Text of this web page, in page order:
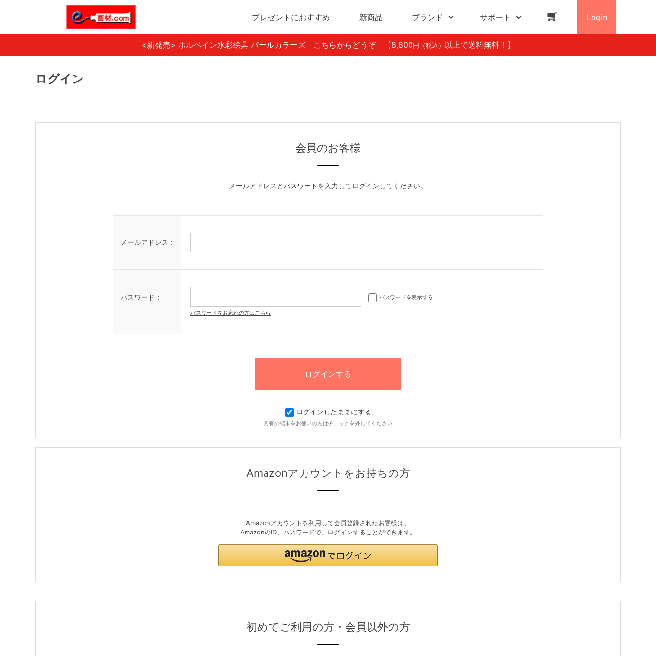
プレゼントにおすすめ 新商品 ブランド サポート Login
<新発売> ホルベイン水彩絵具 パールカラーズ こちらからどうぞ 【8,800 円（税込） 以上で送料無料！】
ログイン
会員のお客様
メールアドレスとパスワードを入力してログインしてください。
メールアドレス：
パスワード： パスワードを表示する
パスワードをお忘れの方はこちら
ログインしたままにする
共有の端末をお使いの方はチェックを外してください
Amazonアカウントをお持ちの方
Amazonアカウントを利用して会員登録されたお客様は、
AmazonのID、パスワードで、ログインすることができます。
初めてご利用の方・会員以外の方